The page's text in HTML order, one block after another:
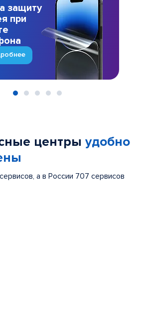
защиту
при
центры удобно
а в России 707 сервисов